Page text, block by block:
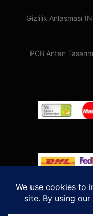
Gizlilik Anlaşması
PCB Anten